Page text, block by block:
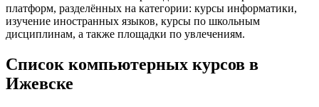
платформ, разделённых на категории: курсы информатики,
изучение иностранных языков, курсы по школьным
дисциплинам, а также площадки по увлечениям.
Список компьютерных курсов в
Ижевске